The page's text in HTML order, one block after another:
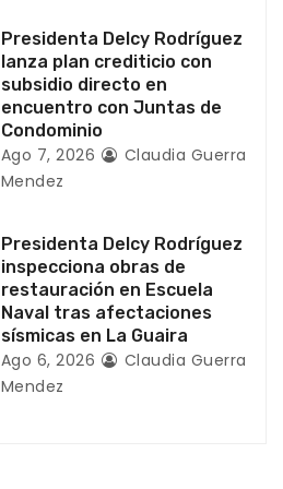
Presidenta Delcy Rodríguez
lanza plan crediticio con
subsidio directo en
encuentro con Juntas de
Condominio
Ago 7, 2026
Claudia Guerra
Mendez
Presidenta Delcy Rodríguez
inspecciona obras de
restauración en Escuela
Naval tras afectaciones
sísmicas en La Guaira
Ago 6, 2026
Claudia Guerra
Mendez